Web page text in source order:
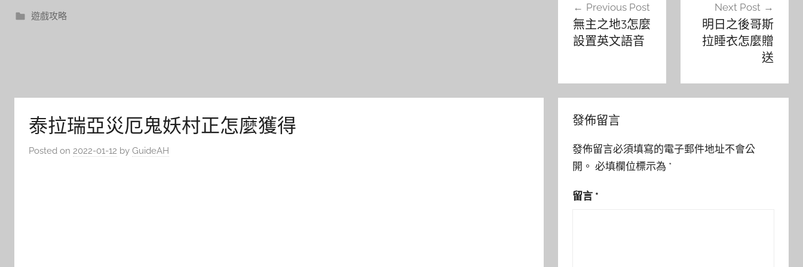
泰拉瑞亞災厄鬼妖村正怎麼獲得
Posted on 2022-01-12 by GuideAH
遊戲攻略
Previous Post
無主之地3怎麼
設置英文語音
Next Post
明日之後哥斯
拉睡衣怎麼贈
送
發佈留言
發佈留言必須填寫的電子郵件地址不會公
開。 必填欄位標示為 *
留言 *